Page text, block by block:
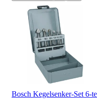
Bosch Kegelsenker-Set 6-